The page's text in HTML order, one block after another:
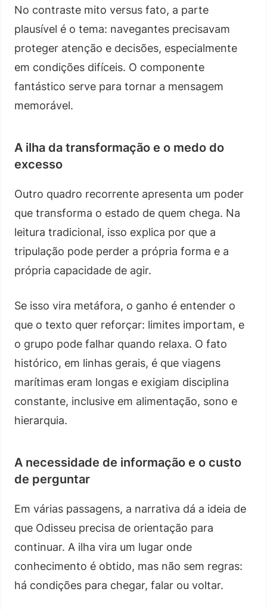
No contraste mito versus fato, a parte
plausível é o tema: navegantes precisavam
proteger atenção e decisões, especialmente
em condições difíceis. O componente
fantástico serve para tornar a mensagem
memorável.
A ilha da transformação e o medo do
excesso
Outro quadro recorrente apresenta um poder
que transforma o estado de quem chega. Na
leitura tradicional, isso explica por que a
tripulação pode perder a própria forma e a
própria capacidade de agir.
Se isso vira metáfora, o ganho é entender o
que o texto quer reforçar: limites importam, e
o grupo pode falhar quando relaxa. O fato
histórico, em linhas gerais, é que viagens
marítimas eram longas e exigiam disciplina
constante, inclusive em alimentação, sono e
hierarquia.
A necessidade de informação e o custo
de perguntar
Em várias passagens, a narrativa dá a ideia de
que Odisseu precisa de orientação para
continuar. A ilha vira um lugar onde
conhecimento é obtido, mas não sem regras:
há condições para chegar, falar ou voltar.